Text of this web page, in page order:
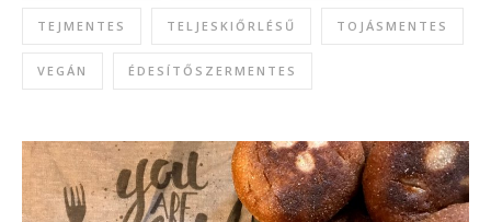
TEJMENTES TELJESKIŐRLÉSŰ TOJÁSMENTES
VEGÁN ÉDESÍTŐSZERMENTES